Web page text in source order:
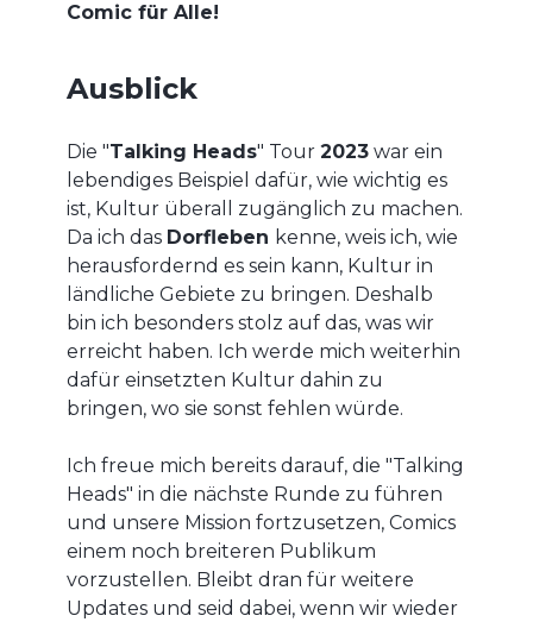
Comic für Alle!
Ausblick
Die "Talking Heads" Tour 2023 war ein
lebendiges Beispiel dafür, wie wichtig es
ist, Kultur überall zugänglich zu machen.
Da ich das Dorfleben kenne, weis ich, wie
herausfordernd es sein kann, Kultur in
ländliche Gebiete zu bringen. Deshalb
bin ich besonders stolz auf das, was wir
erreicht haben. Ich werde mich weiterhin
dafür einsetzten Kultur dahin zu
bringen, wo sie sonst fehlen würde.
Ich freue mich bereits darauf, die "Talking
Heads" in die nächste Runde zu führen
und unsere Mission fortzusetzen, Comics
einem noch breiteren Publikum
vorzustellen. Bleibt dran für weitere
Updates und seid dabei, wenn wir wieder